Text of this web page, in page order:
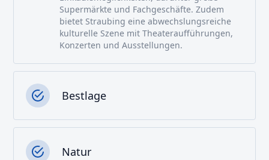
Supermärkte und Fachgeschäfte. Zudem
bietet Straubing eine abwechslungsreiche
kulturelle Szene mit Theateraufführungen,
Konzerten und Ausstellungen.
Bestlage
Natur